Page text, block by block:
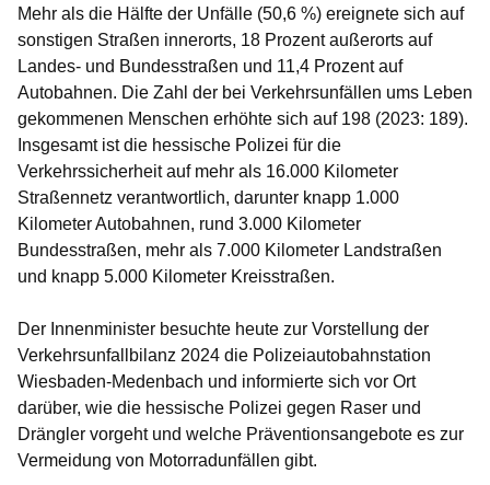
Mehr als die Hälfte der Unfälle (50,6 %) ereignete sich auf
sonstigen Straßen innerorts, 18 Prozent außerorts auf
Landes- und Bundesstraßen und 11,4 Prozent auf
Autobahnen. Die Zahl der bei Verkehrsunfällen ums Leben
gekommenen Menschen erhöhte sich auf 198 (2023: 189).
Insgesamt ist die hessische Polizei für die
Verkehrssicherheit auf mehr als 16.000 Kilometer
Straßennetz verantwortlich, darunter knapp 1.000
Kilometer Autobahnen, rund 3.000 Kilometer
Bundesstraßen, mehr als 7.000 Kilometer Landstraßen
und knapp 5.000 Kilometer Kreisstraßen.
Der Innenminister besuchte heute zur Vorstellung der
Verkehrsunfallbilanz 2024 die Polizeiautobahnstation
Wiesbaden-Medenbach und informierte sich vor Ort
darüber, wie die hessische Polizei gegen Raser und
Drängler vorgeht und welche Präventionsangebote es zur
Vermeidung von Motorradunfällen gibt.